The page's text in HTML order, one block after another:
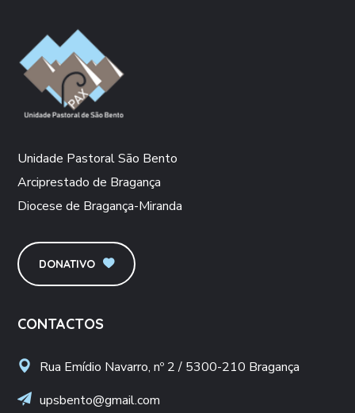
Unidade Pastoral São Bento
Arciprestado de Bragança
Diocese de Bragança-Miranda
DONATIVO
CONTACTOS
Rua Emídio Navarro, nº 2 / 5300-210 Bragança
upsbento@gmail.com